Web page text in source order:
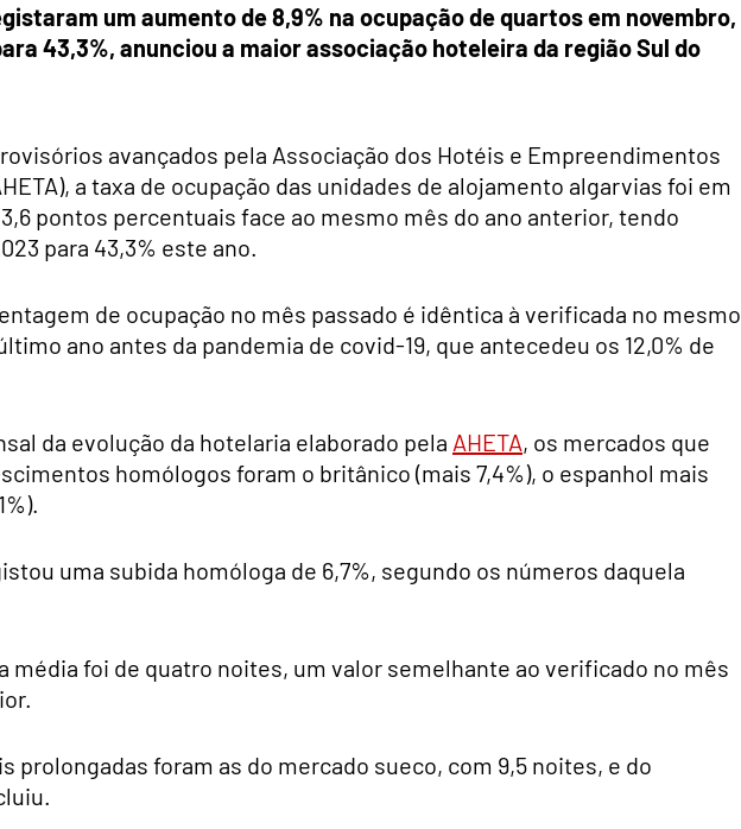
um aumento de 8,9% na ocupação de quartos em novembro,
43,3%, anunciou a maior associação hoteleira da região Sul do
avançados pela Associação dos Hotéis e Empreendimentos
a taxa de ocupação das unidades de alojamento algarvias foi em
pontos percentuais face ao mesmo mês do ano anterior, tendo
para 43,3% este ano.
de ocupação no mês passado é idêntica à verificada no mesmo
ano antes da pandemia de covid-19, que antecedeu os 12,0% de
da evolução da hotelaria elaborado pela AHETA, os mercados que
homólogos foram o britânico (mais 7,4%), o espanhol mais
uma subida homóloga de 6,7%, segundo os números daquela
média foi de quatro noites, um valor semelhante ao verificado no mês
prolongadas foram as do mercado sueco, com 9,5 noites, e do